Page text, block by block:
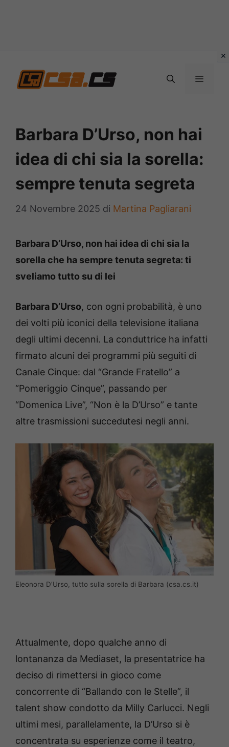
contenuto
MENU
Barbara D’Urso, non hai
idea di chi sia la sorella:
sempre tenuta segreta
24 Novembre 2025 di Martina Pagliarani
Barbara D’Urso, non hai idea di chi sia la
sorella che ha sempre tenuta segreta: ti
sveliamo tutto su di lei
Barbara D’Urso, con ogni probabilità, è uno
dei volti più iconici della televisione italiana
degli ultimi decenni. La conduttrice ha infatti
firmato alcuni dei programmi più seguiti di
Canale Cinque: dal “Grande Fratello” a
“Pomeriggio Cinque”, passando per
“Domenica Live”, “Non è la D’Urso” e tante
altre trasmissioni succedutesi negli anni.
Eleonora D’Urso, tutto sulla sorella di Barbara (csa.cs.it)
Attualmente, dopo qualche anno di
lontananza da Mediaset, la presentatrice ha
deciso di rimettersi in gioco come
concorrente di “Ballando con le Stelle”, il
talent show condotto da Milly Carlucci. Negli
ultimi mesi, parallelamente, la D’Urso si è
concentrata su esperienze come il teatro,